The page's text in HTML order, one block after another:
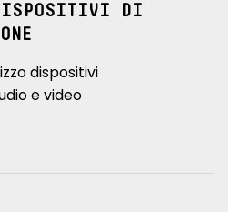
DI
dispositivi
e video